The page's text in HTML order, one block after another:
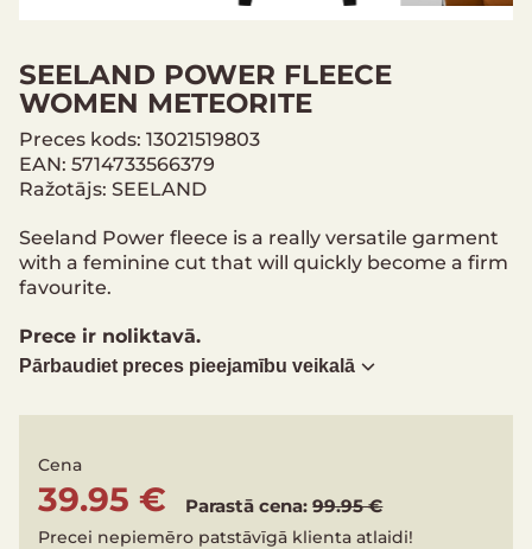
SEELAND POWER FLEECE
WOMEN METEORITE
Preces kods: 13021519803
EAN: 5714733566379
Ražotājs: SEELAND
Seeland Power fleece is a really versatile garment
with a feminine cut that will quickly become a firm
favourite.
Prece ir noliktavā.
Pārbaudiet preces pieejamību veikalā
Cena
39.95 € Parastā cena:99.95 €
Precei nepiemēro patstāvīgā klienta atlaidi!